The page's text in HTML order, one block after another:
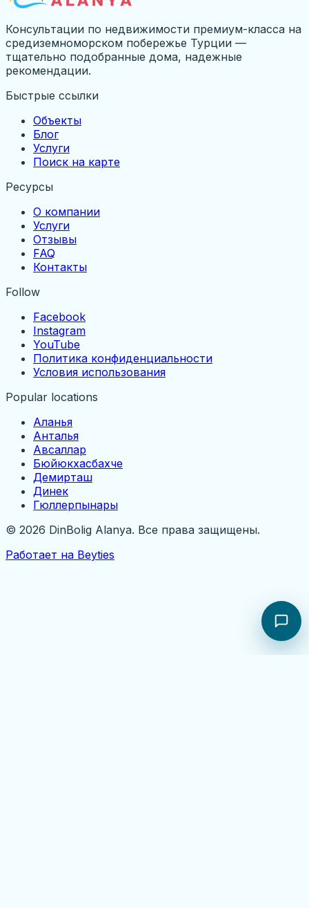
Консультации по недвижимости премиум-класса на
средиземноморском побережье Турции —
тщательно подобранные дома, надежные
рекомендации.
Быстрые ссылки
Объекты
Блог
Услуги
Поиск на карте
Ресурсы
О компании
Услуги
Отзывы
FAQ
Контакты
Follow
Facebook
Instagram
YouTube
Политика конфиденциальности
Условия использования
Popular locations
Аланья
Анталья
Авсаллар
Бюйюкхасбахче
Демирташ
Динек
Гюллерпынары
© 2026 DinBolig Alanya. Все права защищены.
Работает на Beyties